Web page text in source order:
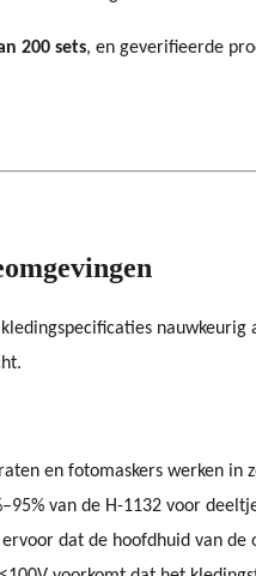
200 sets, en geverifieerde
en fotomaskers werken in
van de H-1132 voor
dat de hoofdhuid van